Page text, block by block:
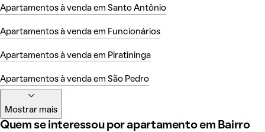
Apartamentos à venda em Santo Antônio
Apartamentos à venda em Funcionários
Apartamentos à venda em Piratininga
Apartamentos à venda em São Pedro
Mostrar mais
Quem se interessou por apartamento em Bairro